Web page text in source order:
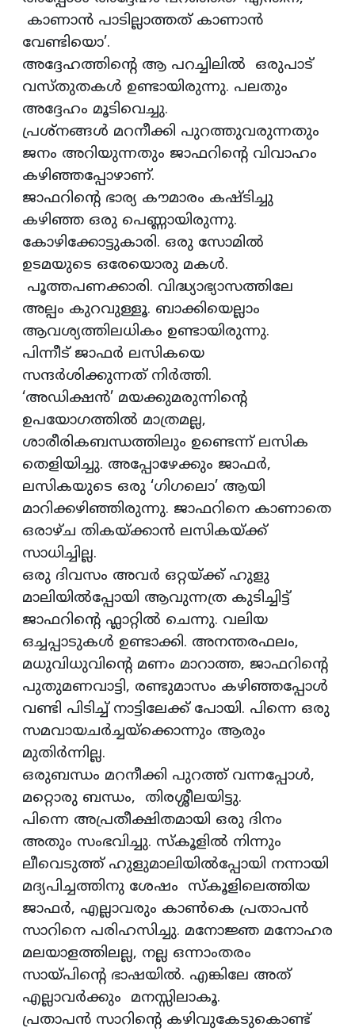
കാണാൻ പാടില്ലാത്തത് കാണാൻ
വേണ്ടിയൊ’.
അദ്ദേഹത്തിന്റെ ആ പറച്ചിലില്‍ ഒരുപാട്
വസ്തുതകള്‍ ഉണ്ടായിരുന്നു. പലതും
അദ്ദേഹം മൂടിവെച്ചു.
പ്രശ്നങ്ങള്‍ മറനീക്കി പുറത്തുവരുന്നതും
ജനം അറിയുന്നതും ജാഫറിന്റെ വിവാഹം
കഴിഞ്ഞപ്പോഴാണ്.
ജാഫറിന്റെ ഭാര്യ കൗമാരം കഷ്ടിച്ചു
കഴിഞ്ഞ ഒരു പെണ്ണായിരുന്നു.
കോഴിക്കോട്ടുകാരി. ഒരു സോമില്‍
ഉടമയുടെ ഒരേയൊരു മകള്‍.
പൂത്തപണക്കാരി. വിദ്ധ്യാഭ്യാസത്തിലേ
അല്പം കുറവുള്ളൂ. ബാക്കിയെല്ലാം
ആവശ്യത്തിലധികം ഉണ്ടായിരുന്നു.
പിന്നീട് ജാഫര്‍ ലസികയെ
സന്ദര്‍ശിക്കുന്നത് നിര്‍ത്തി.
‘അഡിക്ഷന്‍’ മയക്കുമരുന്നിന്റെ
ഉപയോഗത്തില്‍ മാത്രമല്ല,
ശാരീരികബന്ധത്തിലും ഉണ്ടെന്ന് ലസിക
തെളിയിച്ചു. അപ്പോഴേക്കും ജാഫര്‍,
ലസികയുടെ ഒരു ‘ഗിഗലൊ’ ആയി
മാറിക്കഴിഞ്ഞിരുന്നു. ജാഫറിനെ കാണാതെ
ഒരാഴ്ച തികയ്ക്കാന്‍ ലസികയ്ക്ക്
സാധിച്ചില്ല.
ഒരു ദിവസം അവര്‍ ഒറ്റയ്ക്ക് ഹുളു
മാലിയില്‍പ്പോയി ആവുന്നത്ര കുടിച്ചിട്ട്
ജാഫറിന്റെ ഫ്ലാറ്റില്‍ ചെന്നു. വലിയ
ഒച്ചപ്പാടുകള്‍ ഉണ്ടാക്കി. അനന്തരഫലം,
മധുവിധുവിന്റെ മണം മാറാത്ത, ജാഫറിന്റെ
പുതുമണവാട്ടി, രണ്ടുമാസം കഴിഞ്ഞപ്പോള്‍
വണ്ടി പിടിച്ച് നാട്ടിലേക്ക് പോയി. പിന്നെ ഒരു
സമവായചര്‍ച്ചയ്ക്കൊന്നും ആരും
മുതിര്‍ന്നില്ല.
ഒരുബന്ധം മറനീക്കി പുറത്ത് വന്നപ്പോള്‍,
മറ്റൊരു ബന്ധം, തിരശ്ശീലയിട്ടു.
പിന്നെ അപ്രതീക്ഷിതമായി ഒരു ദിനം
അതും സംഭവിച്ചു. സ്കൂളില്‍ നിന്നും
ലീവെടുത്ത് ഹുളുമാലിയില്‍പ്പോയി നന്നായി
മദ്യപിച്ചത്തിനു ശേഷം സ്കൂളിലെത്തിയ
ജാഫര്‍, എല്ലാവരും കാണ്‍കെ പ്രതാപന്‍
സാറിനെ പരിഹസിച്ചു. മനോജ്ഞ മനോഹര
മലയാളത്തിലല്ല, നല്ല ഒന്നാംതരം
സായ്പിന്റെ ഭാഷയില്‍. എങ്കിലേ അത്
എല്ലാവര്‍ക്കും മനസ്സിലാകൂ.
പ്രതാപന്‍ സാറിന്റെ കഴിവുകേടുകൊണ്ട്